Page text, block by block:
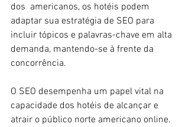
dos  americanos, os hotéis podem
adaptar sua estratégia de SEO para
incluir tópicos e palavras-chave em alta
demanda, mantendo-se à frente da
concorrência.
O SEO desempenha um papel vital na
capacidade dos hotéis de alcançar e
atrair o público norte americano online.